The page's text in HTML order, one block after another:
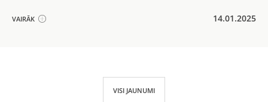
VAIRĀK 14.01.2025
VISI JAUNUMI